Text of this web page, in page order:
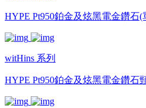
HYPE Pt950鉑金及炫黑電金鑽石(
witHins 系列
HYPE Pt950鉑金及炫黑電金鑽石